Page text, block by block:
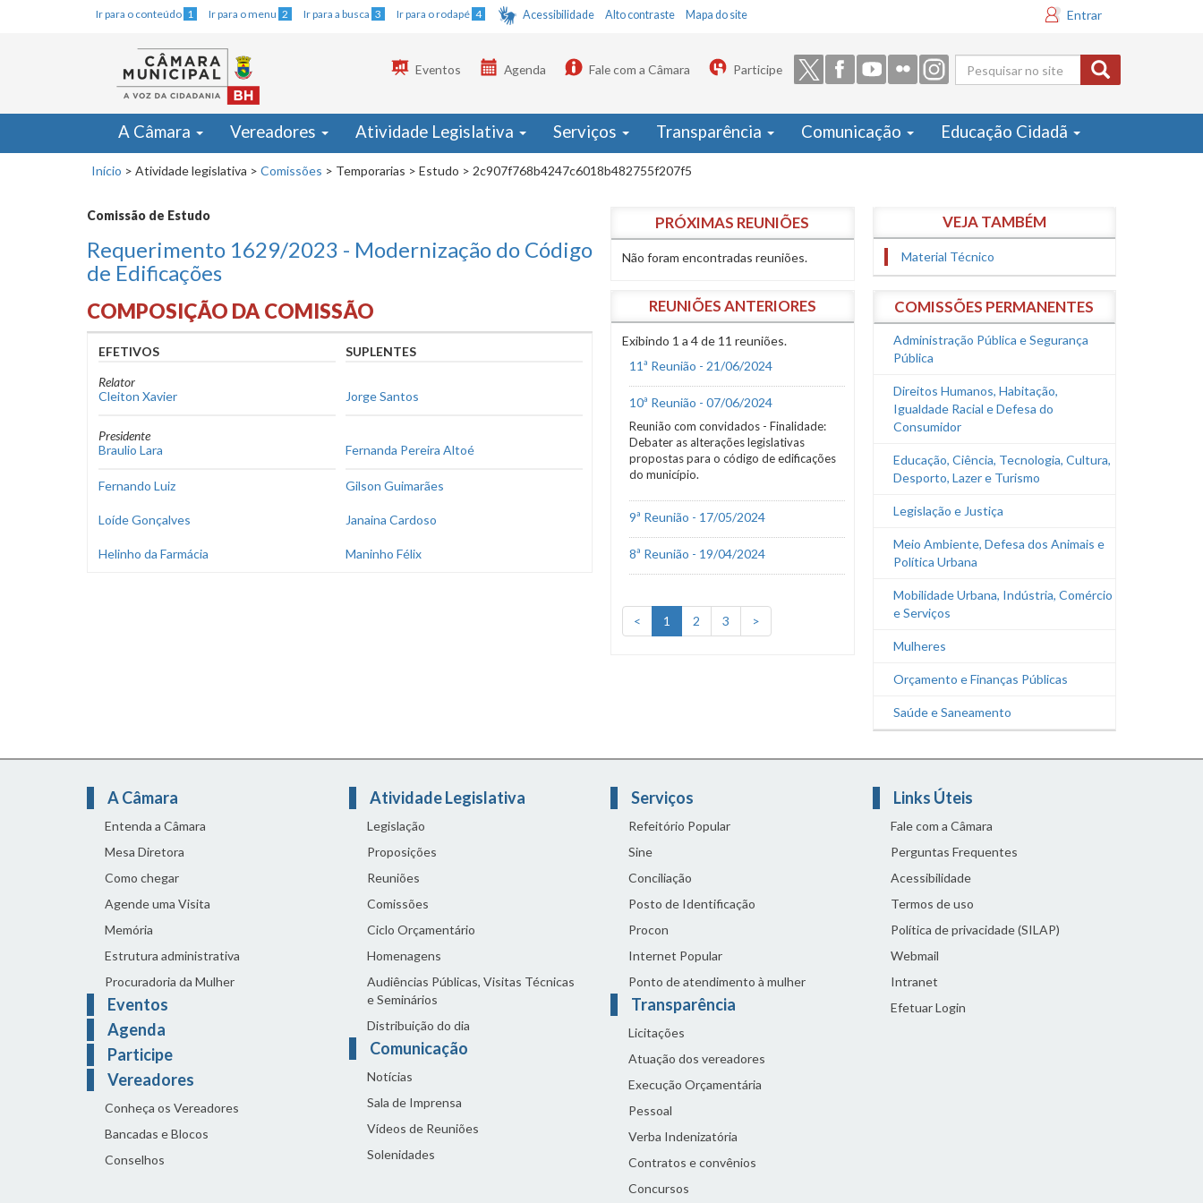
Ir para o conteúdo 1 Ir para o menu 2 Ir para a busca 3 Ir para o rodapé 4 Acessibilidade Alto contraste Mapa do site Entrar
Formulário
de busca
Eventos Agenda Fale com a Câmara Participe
A Câmara Vereadores Atividade Legislativa Serviços Transparência Comunicação Educação Cidadã
Início > Atividade legislativa > Comissões > Temporarias > Estudo > 2c907f768b4247c6018b482755f207f5
Comissão de Estudo
Requerimento 1629/2023 - Modernização do Código
de Edificações
COMPOSIÇÃO DA COMISSÃO
EFETIVOS
SUPLENTES
Relator
Cleiton Xavier
Jorge Santos
Presidente
Braulio Lara
Fernanda Pereira Altoé
Fernando Luiz Gilson Guimarães
Loíde Gonçalves Janaina Cardoso
Helinho da Farmácia Maninho Félix
PRÓXIMAS REUNIÕES
Não foram encontradas reuniões.
REUNIÕES ANTERIORES
Exibindo 1 a 4 de 11 reuniões.
11ª Reunião - 21/06/2024
10ª Reunião - 07/06/2024
Reunião com convidados - Finalidade:
Debater as alterações legislativas
propostas para o código de edificações
do município.
9ª Reunião - 17/05/2024
8ª Reunião - 19/04/2024
< 1 2 3 >
VEJA TAMBÉM
Material Técnico
COMISSÕES PERMANENTES
Administração Pública e Segurança
Pública
Direitos Humanos, Habitação,
Igualdade Racial e Defesa do
Consumidor
Educação, Ciência, Tecnologia, Cultura,
Desporto, Lazer e Turismo
Legislação e Justiça
Meio Ambiente, Defesa dos Animais e
Política Urbana
Mobilidade Urbana, Indústria, Comércio
e Serviços
Mulheres
Orçamento e Finanças Públicas
Saúde e Saneamento
A Câmara
Entenda a Câmara
Mesa Diretora
Como chegar
Agende uma Visita
Memória
Estrutura administrativa
Procuradoria da Mulher
Eventos
Agenda
Participe
Vereadores
Conheça os Vereadores
Bancadas e Blocos
Conselhos
Atividade Legislativa
Legislação
Proposições
Reuniões
Comissões
Ciclo Orçamentário
Homenagens
Audiências Públicas, Visitas Técnicas
e Seminários
Distribuição do dia
Comunicação
Notícias
Sala de Imprensa
Vídeos de Reuniões
Solenidades
Serviços
Refeitório Popular
Sine
Conciliação
Posto de Identificação
Procon
Internet Popular
Ponto de atendimento à mulher
Transparência
Licitações
Atuação dos vereadores
Execução Orçamentária
Pessoal
Verba Indenizatória
Contratos e convênios
Concursos
Links Úteis
Fale com a Câmara
Perguntas Frequentes
Acessibilidade
Termos de uso
Política de privacidade (SILAP)
Webmail
Intranet
Efetuar Login